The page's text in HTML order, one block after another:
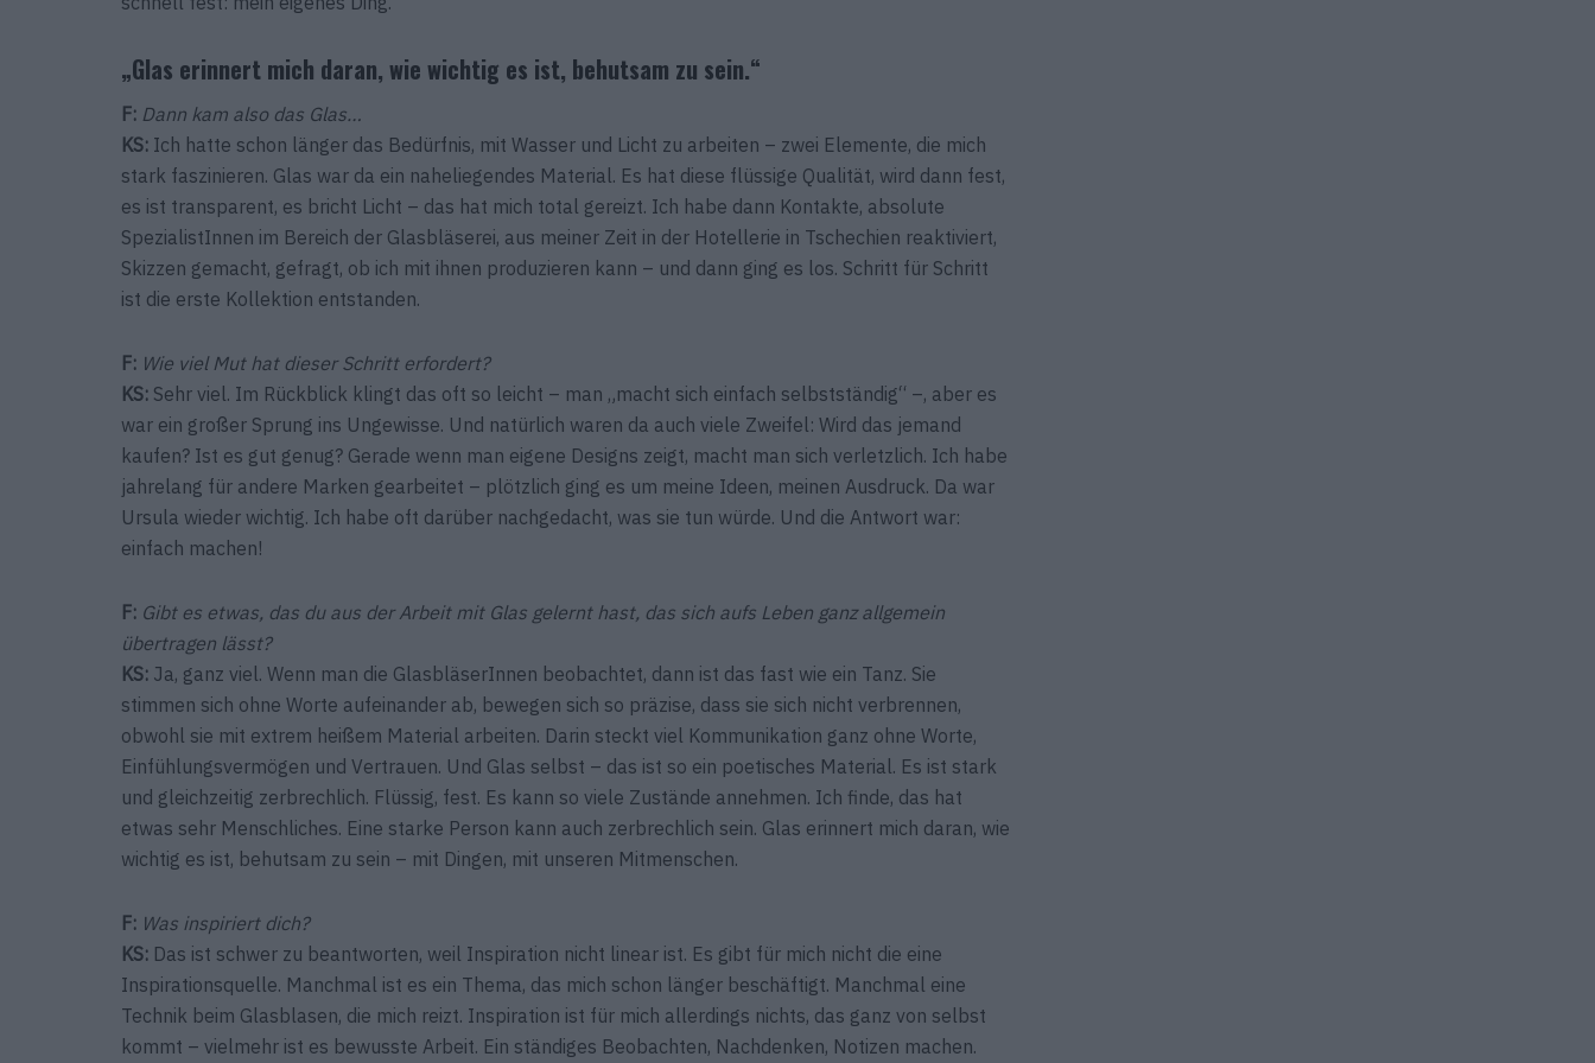
„Glas erinnert mich daran, wie wichtig es ist, behutsam zu sein.“
F: Dann kam also das Glas…
KS: Ich hatte schon länger das Bedürfnis, mit Wasser und Licht zu arbeiten – zwei Elemente, die mich
stark faszinieren. Glas war da ein naheliegendes Material. Es hat diese flüssige Qualität, wird dann fest,
es ist transparent, es bricht Licht – das hat mich total gereizt. Ich habe dann Kontakte, absolute
SpezialistInnen im Bereich der Glasbläserei, aus meiner Zeit in der Hotellerie in Tschechien reaktiviert,
Skizzen gemacht, gefragt, ob ich mit ihnen produzieren kann – und dann ging es los. Schritt für Schritt
ist die erste Kollektion entstanden.
F: Wie viel Mut hat dieser Schritt erfordert?
KS: Sehr viel. Im Rückblick klingt das oft so leicht – man „macht sich einfach selbstständig“ –, aber es
war ein großer Sprung ins Ungewisse. Und natürlich waren da auch viele Zweifel: Wird das jemand
kaufen? Ist es gut genug? Gerade wenn man eigene Designs zeigt, macht man sich verletzlich. Ich habe
jahrelang für andere Marken gearbeitet – plötzlich ging es um meine Ideen, meinen Ausdruck. Da war
Ursula wieder wichtig. Ich habe oft darüber nachgedacht, was sie tun würde. Und die Antwort war:
einfach machen!
F: Gibt es etwas, das du aus der Arbeit mit Glas gelernt hast, das sich aufs Leben ganz allgemein
übertragen lässt?
KS: Ja, ganz viel. Wenn man die GlasbläserInnen beobachtet, dann ist das fast wie ein Tanz. Sie
stimmen sich ohne Worte aufeinander ab, bewegen sich so präzise, dass sie sich nicht verbrennen,
obwohl sie mit extrem heißem Material arbeiten. Darin steckt viel Kommunikation ganz ohne Worte,
Einfühlungsvermögen und Vertrauen. Und Glas selbst – das ist so ein poetisches Material. Es ist stark
und gleichzeitig zerbrechlich. Flüssig, fest. Es kann so viele Zustände annehmen. Ich finde, das hat
etwas sehr Menschliches. Eine starke Person kann auch zerbrechlich sein. Glas erinnert mich daran, wie
wichtig es ist, behutsam zu sein – mit Dingen, mit unseren Mitmenschen.
F: Was inspiriert dich?
KS: Das ist schwer zu beantworten, weil Inspiration nicht linear ist. Es gibt für mich nicht die eine
Inspirationsquelle. Manchmal ist es ein Thema, das mich schon länger beschäftigt. Manchmal eine
Technik beim Glasblasen, die mich reizt. Inspiration ist für mich allerdings nichts, das ganz von selbst
kommt – vielmehr ist es bewusste Arbeit. Ein ständiges Beobachten, Nachdenken, Notizen machen.